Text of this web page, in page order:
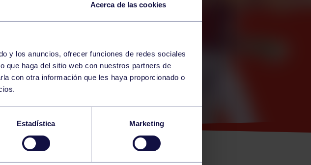
Acerca de las cookies
y los anuncios, ofrecer funciones de redes sociales
que haga del sitio web con nuestros partners de
con otra información que les haya proporcionado o
Estadística Marketing
22 CICLO
INDOOR